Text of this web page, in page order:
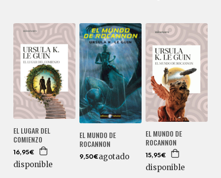
EL LUGAR DEL
COMIENZO
16,95€
disponible
EL MUNDO DE
ROCANNON
9,50€agotado
EL MUNDO DE
ROCANNON
15,95€
disponible